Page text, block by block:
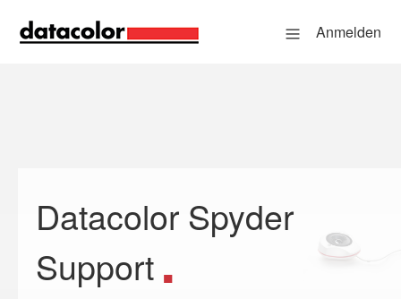
Anmelden
Datacolor Spyder
Support
Suche